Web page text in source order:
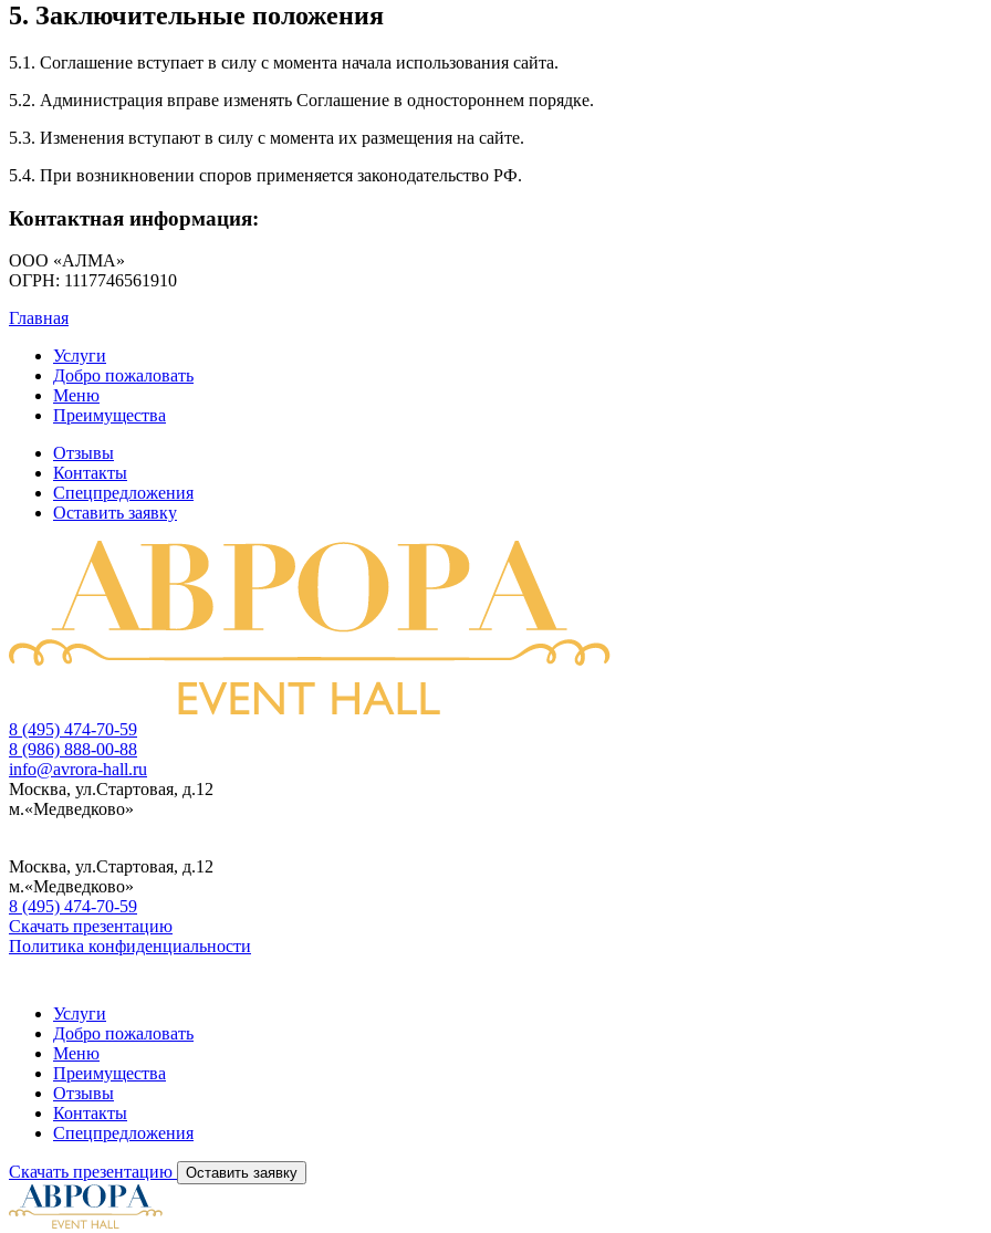
5. Заключительные положения
5.1. Соглашение вступает в силу с момента начала использования сайта.
5.2. Администрация вправе изменять Соглашение в одностороннем порядке.
5.3. Изменения вступают в силу с момента их размещения на сайте.
5.4. При возникновении споров применяется законодательство РФ.
Контактная информация:
ООО «АЛМА»
ОГРН: 1117746561910
Главная
Услуги
Добро пожаловать
Меню
Преимущества
Отзывы
Контакты
Спецпредложения
Оставить заявку
8 (495) 474-70-59
8 (986) 888-00-88
info@avrora-hall.ru
Москва, ул.Стартовая, д.12
м.«Медведково»
Москва, ул.Стартовая, д.12
м.«Медведково»
8 (495) 474-70-59
Скачать презентацию
Политика конфиденциальности
Услуги
Добро пожаловать
Меню
Преимущества
Отзывы
Контакты
Спецпредложения
Скачать презентацию Оставить заявку